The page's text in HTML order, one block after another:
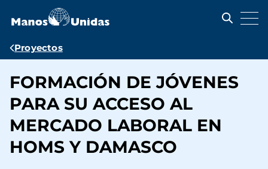
contenido
Ruta
navegación
Proyectos
FORMACIÓN DE JÓVENES
PARA SU ACCESO AL
MERCADO LABORAL EN
HOMS Y DAMASCO